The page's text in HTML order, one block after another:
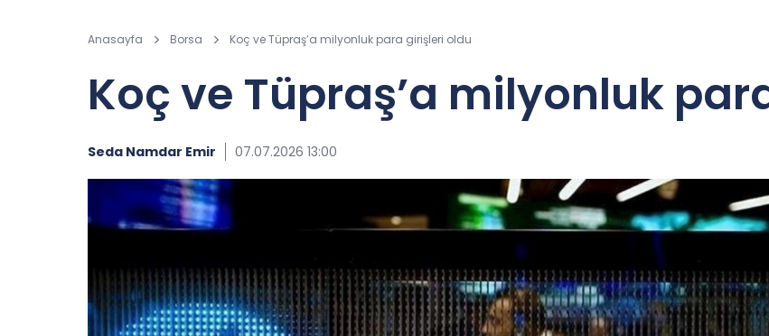
Anasayfa Borsa Koç ve Tüpraş’a milyonluk para girişleri oldu
Koç ve Tüpraş’a milyonluk
Seda Namdar Emir 07.07.2026 13:00